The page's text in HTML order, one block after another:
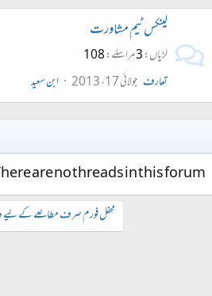
لینکس ٹیم مشاورت
لڑیاں 3مراسلے 108
تعارف جولائی 17، 2013 ابن سعید
are no threads in this forum.
محفل فورم صرف مطالعے کے